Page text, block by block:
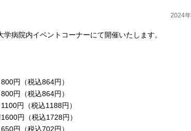
2024
病院内イベントコーナーにて開催いたします。
税込864円）
込864円）
円（税込1188円）
円（税込1728円）
（税込702円）